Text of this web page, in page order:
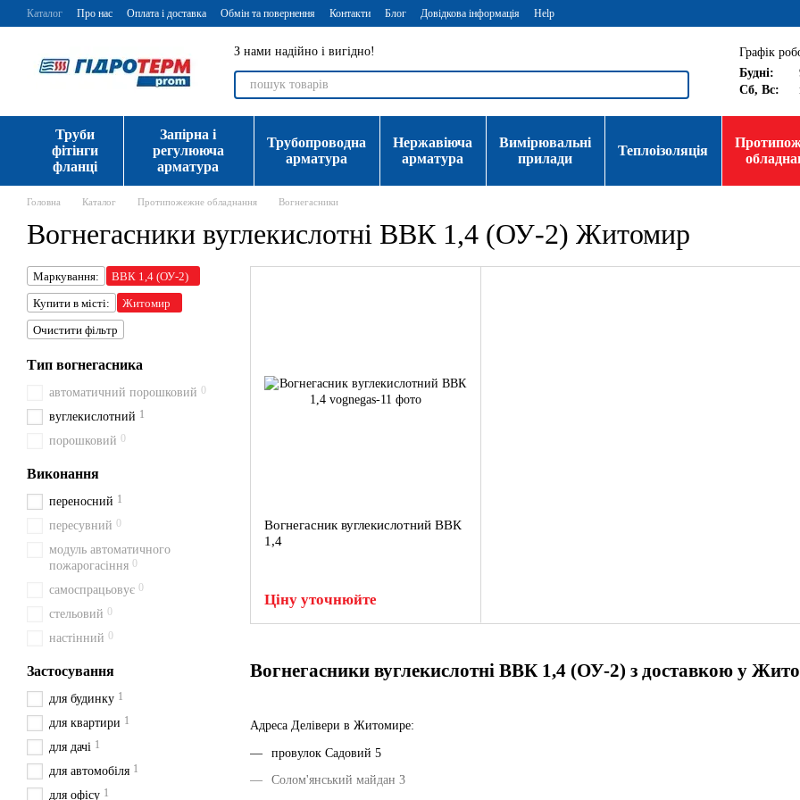
Перейти до основного контенту
Каталог Про нас Оплата і доставка Обмін та повернення Контакти Блог Довідкова інформація Help
З нами надійно і вигідно!
Графік
Будні:
Сб, Вс:
Труби
фітінги
фланці
Запірна і
регулююча
арматура
Трубопроводна
арматура
Нержавіюча
арматура
Вимірювальні
прилади
Теплоізоляція
Головна Каталог Протипожежне обладнання Вогнегасники
Вогнегасники вуглекислотні ВВК 1,4 (ОУ-2) Житомир
Вогнегасники вуглекислотні ВВК 1,4 (ОУ-2) з доставкою у
Адреса Делівери в Житомире:
провулок Садовий 5
Солом'янський майдан 3
Вогнегасник вуглекислотний ВВК
1,4
Ціну уточнюйте
Маркування:
ВВК 1,4 (ОУ-2)
Купити в місті:
Житомир
Очистити фільтр
Тип вогнегасника
автоматичний порошковий 0
вуглекислотний 1
порошковий 0
Виконання
переносний 1
пересувний 0
модуль автоматичного
пожарогасіння 0
самоспрацьовує 0
стельовий 0
настінний 0
Застосування
для будинку 1
для квартири 1
для дачі 1
для автомобіля 1
для офісу 1